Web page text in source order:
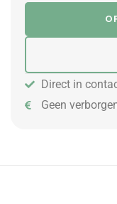
Direct in
Geen